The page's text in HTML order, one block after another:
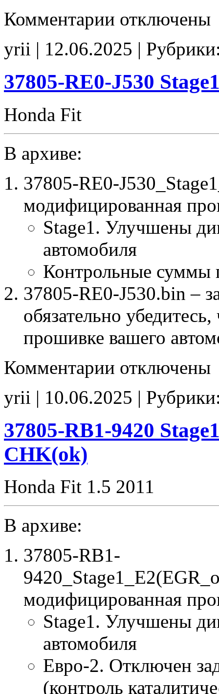
Комментарии записи
J220
Stage1
CHK(ok)
отключены
yrii | 12.06.2025 |
37805-RE0-J530
Honda Fit
В архиве:
37805-RE0-
модифицированная
Stage1. Улучшены
автомобиля
Контрольные суммы
37805-RE0-J530.bin –
обязательно
прошивке вашего
Комментарии записи
J530
Stage1
отключены
yrii | 10.06.2025 |
37805-RB1-9420
CHK(ok)
Honda Fit 1.5 2011
В архиве:
37805-RB1-
модифицированная
Stage1. Улучшены
автомобиля
Евро-2. Отключен
(контроль